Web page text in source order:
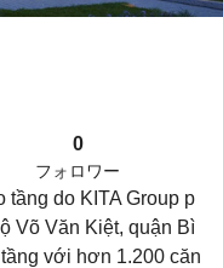
0
フォロワー
tầng do KITA Group p
Võ Văn Kiệt, quận Bì
với hơn 1.200 căn